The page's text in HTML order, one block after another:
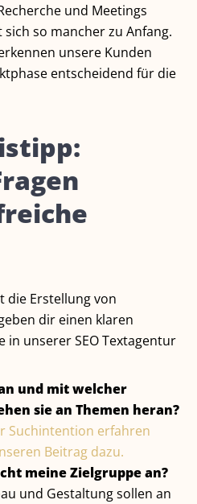
und Meetings
so mancher zu Anfang.
unsere Kunden
entscheidend für die
die Erstellung von
dir einen klaren
in unserer SEO Textagentur
und mit welcher
sie an Themen heran?
Suchintention erfahren
Beitrag dazu.
meine Zielgruppe an?
und Gestaltung sollen an